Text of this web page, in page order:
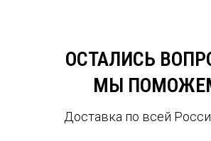
Доставка по всей
ОСТАЛИСЬ
МЫ